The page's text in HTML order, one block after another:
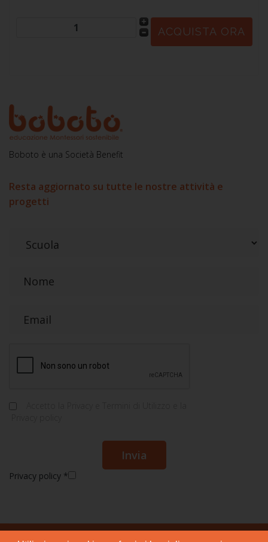
Boboto è una Società Benefit
Resta aggiornato su tutte le nostre attività e
progetti
Privacy policy *